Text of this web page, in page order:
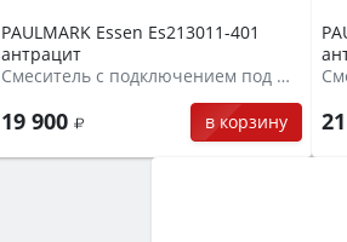
PAULMARK Essen Es213011-401
антрацит
Смеситель с подключением под фильтр
19 900 в корзину